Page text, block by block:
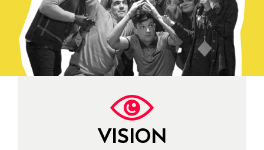
VISION